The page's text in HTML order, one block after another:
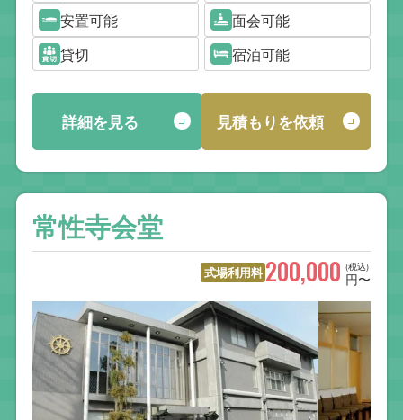
安置可能
面会可能
貸切
宿泊可能
詳細を見る 見積もりを依頼
常性寺会堂
式場利用料 (税込)
200,000 円〜